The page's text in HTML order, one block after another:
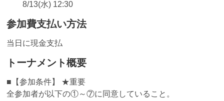
8/13(水) 12:30
参加費支払い方法
当日に現金支払
トーナメント概要
■【参加条件】 ★重要
全参加者が以下の①～⑦に同意していること。